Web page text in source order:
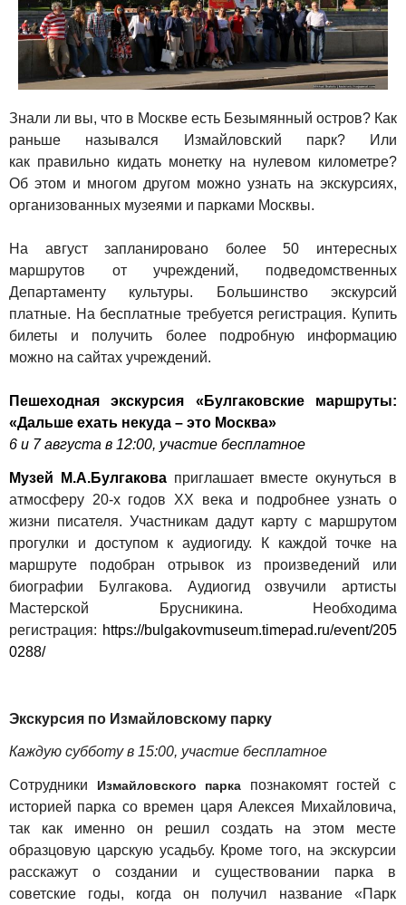
Знали ли вы, что в Москве есть Безымянный остров? Как
раньше назывался Измайловский парк? Или
как правильно кидать монетку на нулевом километре?
Об этом и многом другом можно узнать на экскурсиях,
организованных музеями и парками Москвы.
На август запланировано более 50 интересных
маршрутов от учреждений, подведомственных
Департаменту культуры. Большинство экскурсий
платные. На бесплатные требуется регистрация. Купить
билеты и получить более подробную информацию
можно на сайтах учреждений.
Пешеходная экскурсия «Булгаковские маршруты:
«Дальше ехать некуда – это Москва»
6 и 7 августа в 12:00, участие бесплатное
Музей М.А.Булгакова приглашает вместе окунуться в
атмосферу 20-х годов ХХ века и подробнее узнать о
жизни писателя. Участникам дадут карту с маршрутом
прогулки и доступом к аудиогиду. К каждой точке на
маршруте подобран отрывок из произведений или
биографии Булгакова. Аудиогид озвучили артисты
Мастерской Брусникина. Необходима
регистрация: https://bulgakovmuseum.timepad.ru/event/205
0288/
Экскурсия по Измайловскому парку
Каждую субботу в 15:00, участие бесплатное
Сотрудники Измайловского парка познакомят гостей с
историей парка со времен царя Алексея Михайловича,
так как именно он решил создать на этом месте
образцовую царскую усадьбу. Кроме того, на экскурсии
расскажут о создании и существовании парка в
советские годы, когда он получил название «Парк